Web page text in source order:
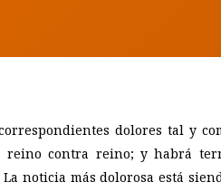
dolores tal y
contra reino; y habrá
La noticia más dolorosa está